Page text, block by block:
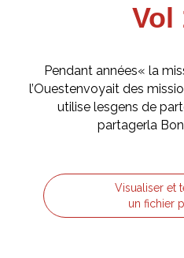
Vol
Pendant années« la
l’Ouestenvoyait des
utilise lesgens de
partagerla
Visualiser et
un fichier